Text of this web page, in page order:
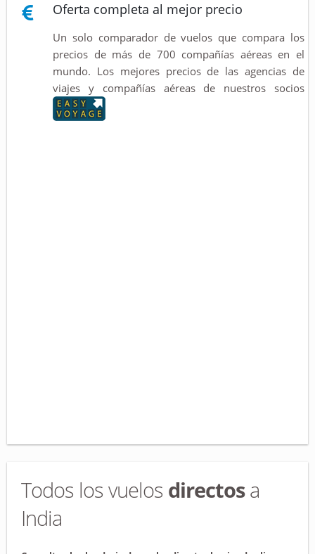
Oferta completa al mejor precio
Un solo comparador de vuelos que compara los
precios de más de 700 compañías aéreas en el
mundo. Los mejores precios de las agencias de
viajes y compañías aéreas de nuestros socios
Todos los vuelos directosa
India